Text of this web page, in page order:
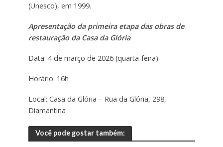
(Unesco), em 1999.
Apresentação da primeira etapa das obras de
restauração da Casa da Glória
Data: 4 de março de 2026 (quarta-feira)
Horário: 16h
Local: Casa da Glória – Rua da Glória, 298,
Diamantina
Você pode gostar também: